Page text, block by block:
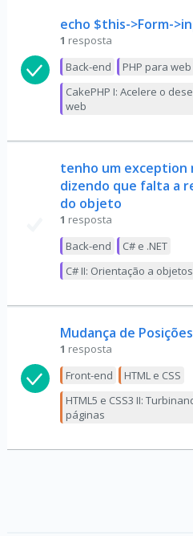
echo $this->Form-
1 resposta
Back-end
PHP para web
CakePHP I: Acelere o
web
tenho um exception
dizendo que falta a
do objeto
1 resposta
Back-end
C# e .NET
C# II: Orientação a objetos
Mudança de Posições
1 resposta
Front-end
HTML e CSS
HTML5 e CSS3 II:
páginas